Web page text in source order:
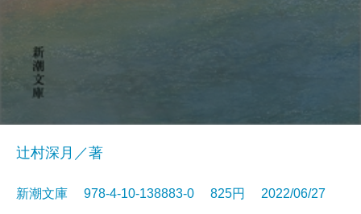
辻村深月／著
新潮文庫 978-4-10-138883-0 825円 2022/06/27